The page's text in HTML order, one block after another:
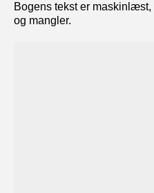
Bogens tekst er
og mangler.